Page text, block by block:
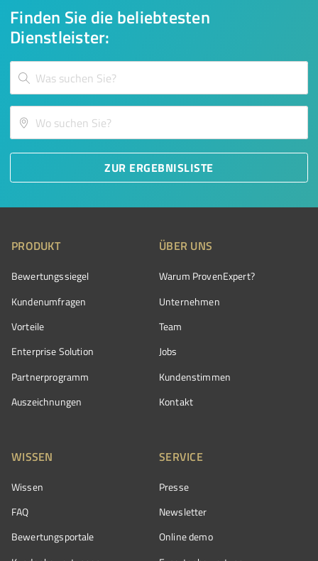
Finden Sie die beliebtesten
Dienstleister:
ZUR ERGEBNISLISTE
PRODUKT
Bewertungssiegel
Kundenumfragen
Vorteile
Enterprise Solution
Partnerprogramm
Auszeichnungen
ÜBER UNS
Warum ProvenExpert?
Unternehmen
Team
Jobs
Kundenstimmen
Kontakt
WISSEN
Wissen
FAQ
Bewertungsportale
SERVICE
Presse
Newsletter
Online demo